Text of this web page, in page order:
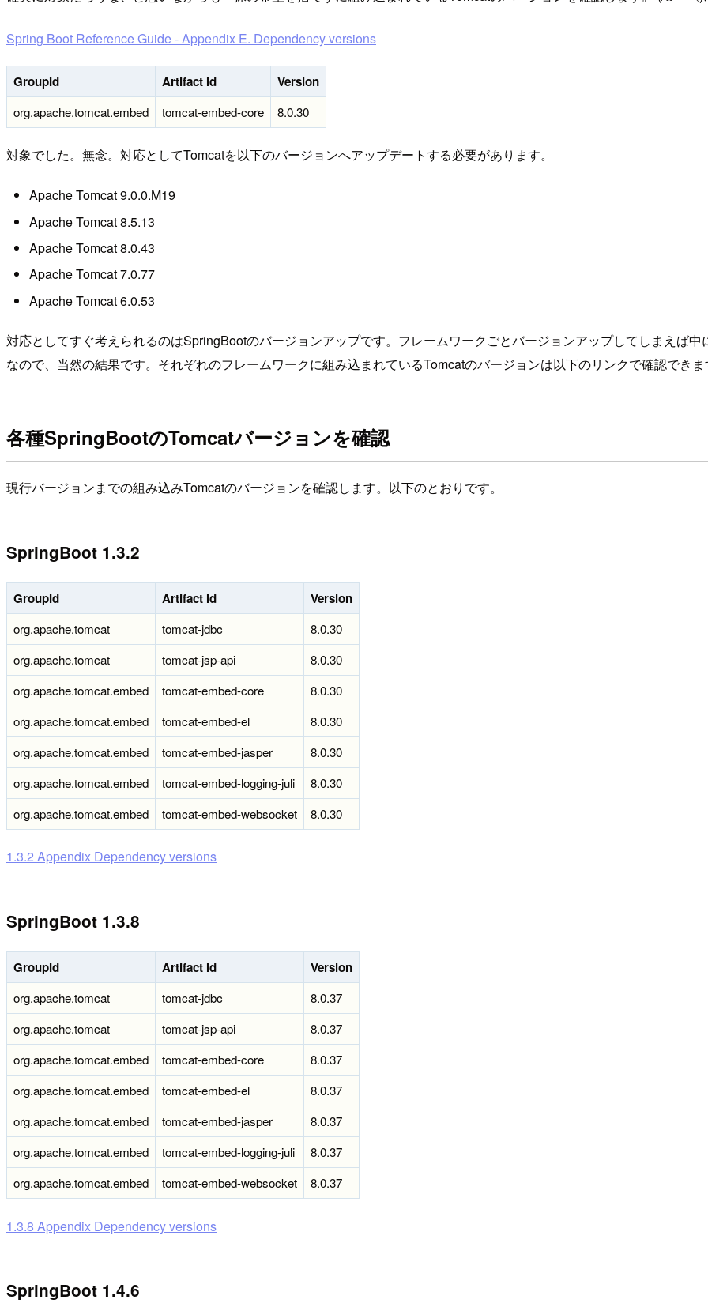
Spring Boot Reference Guide - Appendix E. Dependency versions
GroupId Artifact Id Version
org.apache.tomcat.embed tomcat-embed-core 8.0.30
対象でした。無念。対応としてTomcatを以下のバージョンへアップデートする必要があります。
Apache Tomcat 9.0.0.M19
Apache Tomcat 8.5.13
Apache Tomcat 8.0.43
Apache Tomcat 7.0.77
Apache Tomcat 6.0.53
対応としてすぐ考えられるのはSpringBootのバージョンアップです。フレームワークごとバージョンアップしてしまえば
なので、当然の結果です。それぞれのフレームワークに組み込まれているTomcatのバージョンは以下のリンクで確認できま
各種SpringBootのTomcatバージョンを確認
現行バージョンまでの組み込みTomcatのバージョンを確認します。以下のとおりです。
SpringBoot 1.3.2
GroupId Artifact Id Version
org.apache.tomcat tomcat-jdbc
8.0.30
org.apache.tomcat
tomcat-jsp-api
8.0.30
org.apache.tomcat.embed
tomcat-embed-core
8.0.30
org.apache.tomcat.embed
tomcat-embed-el
8.0.30
org.apache.tomcat.embed
tomcat-embed-jasper
8.0.30
org.apache.tomcat.embed
tomcat-embed-logging-juli
8.0.30
org.apache.tomcat.embed
tomcat-embed-websocket 8.0.30
1.3.2 Appendix Dependency versions
SpringBoot 1.3.8
GroupId Artifact Id Version
org.apache.tomcat tomcat-jdbc
8.0.37
org.apache.tomcat
tomcat-jsp-api
8.0.37
org.apache.tomcat.embed
tomcat-embed-core
8.0.37
org.apache.tomcat.embed
tomcat-embed-el
8.0.37
org.apache.tomcat.embed
tomcat-embed-jasper
8.0.37
org.apache.tomcat.embed
tomcat-embed-logging-juli
8.0.37
org.apache.tomcat.embed
tomcat-embed-websocket 8.0.37
1.3.8 Appendix Dependency versions
SpringBoot 1.4.6